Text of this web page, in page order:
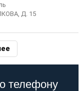
Д. 15